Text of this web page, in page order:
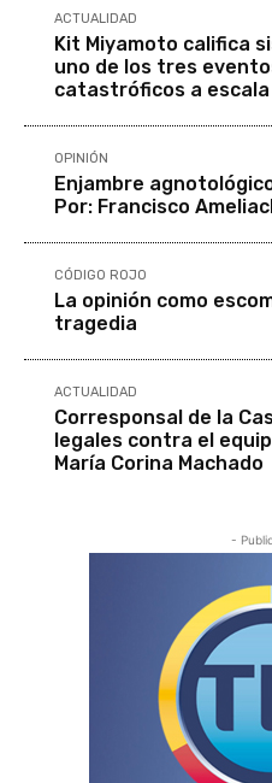
ACTUALIDAD
Kit Miyamoto califica
uno de los tres
catastróficos a escala
OPINIÓN
Enjambre
Por: Francisco
CÓDIGO ROJO
La opinión como
tragedia
ACTUALIDAD
Corresponsal de la
legales contra el
María Corina Machado
-